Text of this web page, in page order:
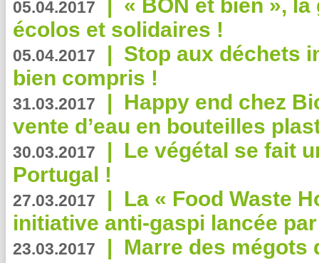
05.04.2017 | « BON et bien »,
écolos et solidaires !
05.04.2017 | Stop aux déchets
bien compris !
31.03.2017 | Happy end chez
vente d’eau en bouteilles
30.03.2017 | Le végétal se fait
Portugal !
27.03.2017 | La « Food Waste
initiative anti-gaspi lancée
23.03.2017 | Marre des mégots